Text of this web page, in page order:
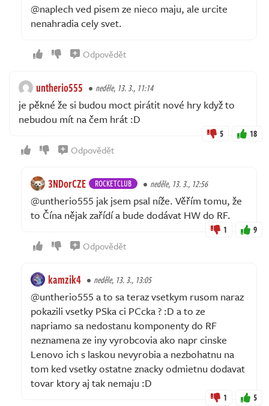
@naplech ved pisem ze nieco maju, ale urcite
nenahradia cely svet.
Odpovědět
untherio555 neděle, 13. 3., 11:14
je pěkné že si budou moct pirátit nové hry když to
nebudou mít na čem hrát :D
5 18
Odpovědět
3NDorCZE ROCKETCLUB neděle, 13. 3., 12:56
@untherio555 jak jsem psal níže. Věřím tomu, že
to Čína nějak zařídí a bude dodávat HW do RF.
1 9
Odpovědět
kamzik4 neděle, 13. 3., 13:05
@untherio555 a to sa teraz vsetkym rusom naraz
pokazili vsetky PSka ci PCcka ? :D a to ze
napriamo sa nedostanu komponenty do RF
neznamena ze iny vyrobcovia ako napr cinske
Lenovo ich s laskou nevyrobia a nezbohatnu na
tom ked vsetky ostatne znacky odmietnu dodavat
tovar ktory aj tak nemaju :D
1 5